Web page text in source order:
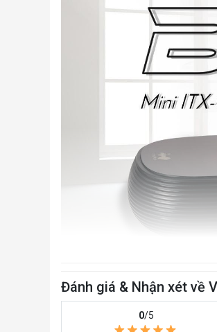
Đánh giá & Nhận xét về
0/5